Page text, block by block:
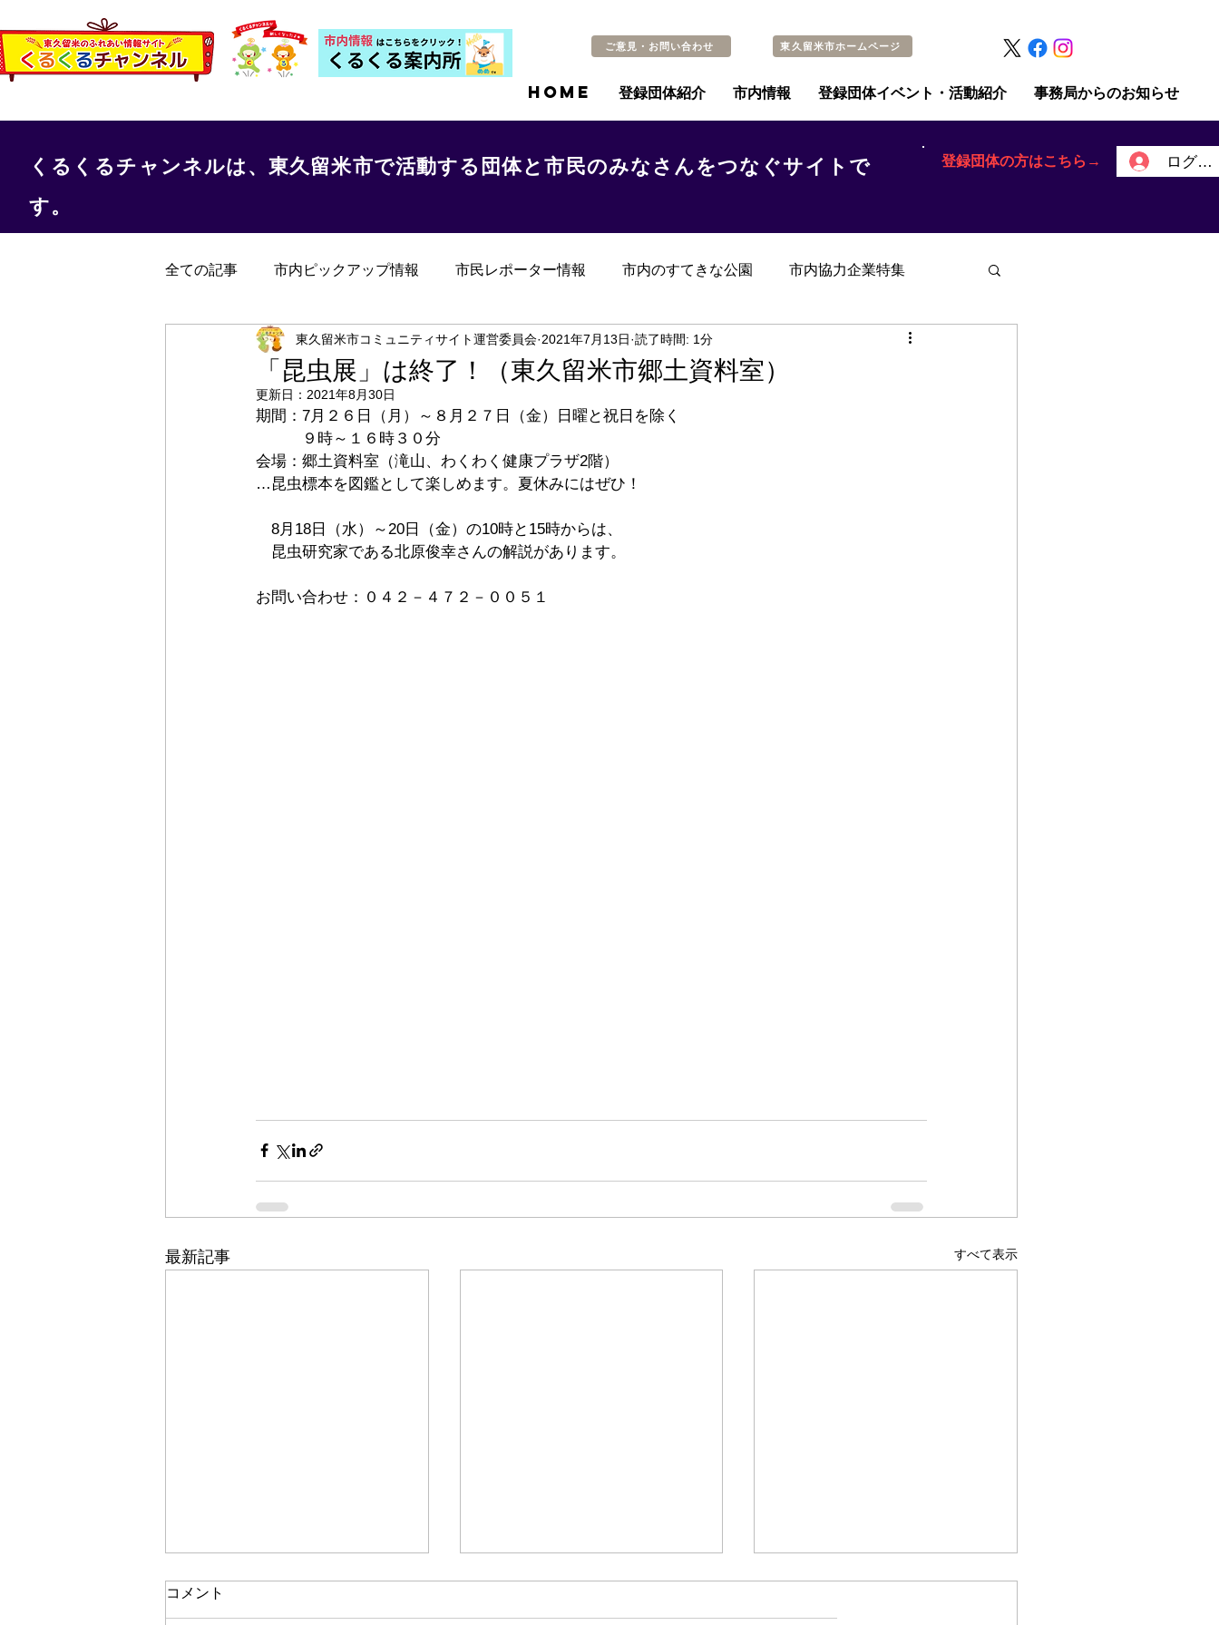
ご意見・お問い合わせ 東久留米市ホームページ
HOME 登録団体紹介 市内情報 登録団体イベント・活動紹介 事務局からのお知らせ
くるくるチャンネルは、東久留米市で活動する団体と市民のみなさんをつなぐサイトで
す。
登録団体の方はこちら→ ログイ
全ての記事 市内ピックアップ情報 市民レポーター情報 市内のすてきな公園 市内協力企業特集
くるくる保健室 事務局からのお知らせ その他 過去の記事
「昆虫展」は終了！（東久留米市郷土資料室）
東久留米市コミュニティサイト運営委員会 2021年7月13日 読了時間: 1分
更新日： 2021年8月30日
期間：7月２６日（月）～８月２７日（金）日曜と祝日を除く
９時～１６時３０分
会場：郷土資料室（滝山、わくわく健康プラザ2階）
…昆虫標本を図鑑として楽しめます。夏休みにはぜひ！
8月18日（水）～20日（金）の10時と15時からは、
昆虫研究家である北原俊幸さんの解説があります。
お問い合わせ：０４２－４７２－００５１
最新記事 すべて表示
コメント